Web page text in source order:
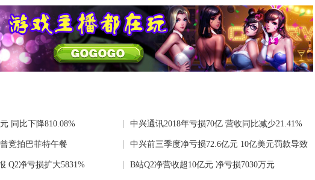
同比下降810.08% 中兴通讯2018年亏损70亿 营收同比减少21.41%
竞拍巴菲特午餐 中兴前三季度净亏损72.6亿元 10亿美元罚款导致
Q2净亏损扩大5831% B站Q2净营收超10亿元 净亏损7030万元